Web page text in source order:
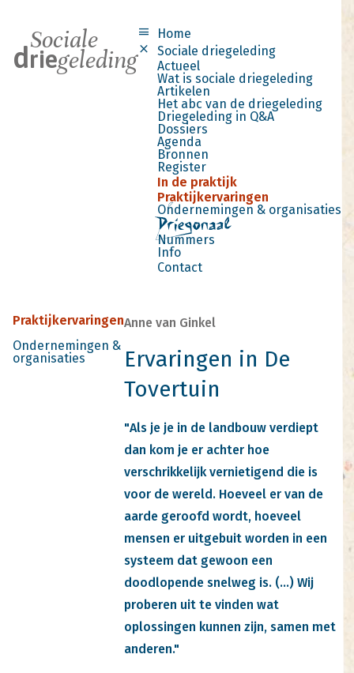
Sociale
driegeleding
Menu
menu
close
Home
Sociale driegeleding
Actueel
Wat is sociale driegeleding
Artikelen
Het abc van de driegeleding
Driegeleding in Q&A
Dossiers
Agenda
Bronnen
Register
In de praktijk
Praktijkervaringen
Ondernemingen & organisaties
Nummers
Info
Contact
Praktijkervaringen
Ondernemingen &
organisaties
Anne van Ginkel
Ervaringen in De
Tovertuin
"Als je je in de landbouw verdiept
dan kom je er achter hoe
verschrikkelijk vernietigend die is
voor de wereld. Hoeveel er van de
aarde geroofd wordt, hoeveel
mensen er uitgebuit worden in een
systeem dat gewoon een
doodlopende snelweg is. (...) Wij
proberen uit te vinden wat
oplossingen kunnen zijn, samen met
anderen."